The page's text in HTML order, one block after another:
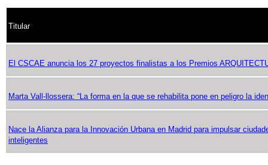
Titular
El CSCAE anuncia los 27 proyectos finalistas a los Premios
Marta Vall-llossera: “La forma en la que se rehabilita pone en peligro la
Nace la Alianza para la Innovación Urbana en Madrid para impulsar
inteligentes